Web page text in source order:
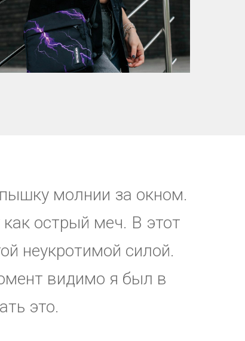
молнии за окном.
острый меч. В этот
неукротимой силой.
видимо я был в
это.